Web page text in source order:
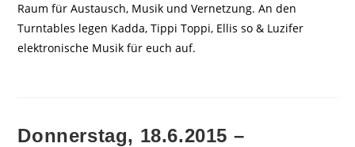
Raum für Austausch, Musik und Vernetzung. An den
Turntables legen Kadda, Tippi Toppi, Ellis so & Luzifer
elektronische Musik für euch auf.
Donnerstag, 18.6.2015 –